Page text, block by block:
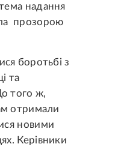
надання
прозорою
боротьбі з
та
того ж,
отримали
новими
Керівники